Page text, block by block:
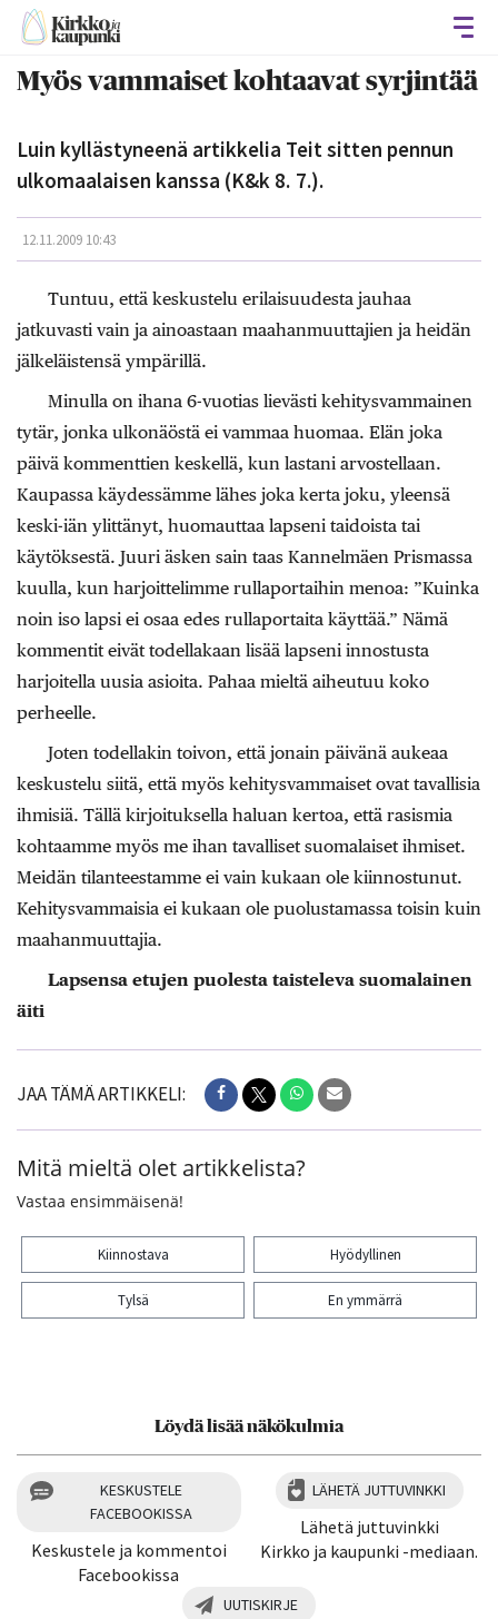
Myös vammaiset kohtaavat syrjintää
Luin kyllästyneenä artikkelia Teit sitten pennun
ulkomaalaisen kanssa (K&k 8. 7.).
12.11.2009 10:43
Tuntuu, että keskustelu erilaisuudesta jauhaa
jatkuvasti vain ja ainoastaan maahanmuuttajien ja heidän
jälkeläistensä ympärillä.
Minulla on ihana 6-vuotias lievästi kehitysvammainen
tytär, jonka ulkonäöstä ei vammaa huomaa. Elän joka
päivä kommenttien keskellä, kun lastani arvostellaan.
Kaupassa käydessämme lähes joka kerta joku, yleensä
keski-iän ylittänyt, huomauttaa lapseni taidoista tai
käytöksestä. Juuri äsken sain taas Kannelmäen Prismassa
kuulla, kun harjoittelimme rullaportaihin menoa: ”Kuinka
noin iso lapsi ei osaa edes rullaportaita käyttää.” Nämä
kommentit eivät todellakaan lisää lapseni innostusta
harjoitella uusia asioita. Pahaa mieltä aiheutuu koko
perheelle.
Joten todellakin toivon, että jonain päivänä aukeaa
keskustelu siitä, että myös kehitysvammaiset ovat tavallisia
ihmisiä. Tällä kirjoituksella haluan kertoa, että rasismia
kohtaamme myös me ihan tavalliset suomalaiset ihmiset.
Meidän tilanteestamme ei vain kukaan ole kiinnostunut.
Kehitysvammaisia ei kukaan ole puolustamassa toisin kuin
maahanmuuttajia.
Lapsensa etujen puolesta taisteleva suomalainen
äiti
JAA TÄMÄ ARTIKKELI:
Mitä mieltä olet artikkelista?
Vastaa ensimmäisenä!
Kiinnostava Hyödyllinen
Tylsä En ymmärrä
Löydä lisää näkökulmia
KESKUSTELE
FACEBOOKISSA
Keskustele ja kommentoi
Facebookissa
LÄHETÄ JUTTUVINKKI
Lähetä juttuvinkki
Kirkko ja kaupunki -mediaan.
UUTISKIRJE